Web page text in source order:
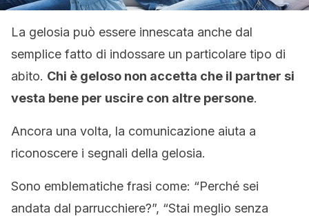
La gelosia può essere innescata anche dal
semplice fatto di indossare un particolare tipo di
abito. Chi è geloso non accetta che il partner si
vesta bene per uscire con altre persone.
Ancora una volta, la comunicazione aiuta a
riconoscere i segnali della gelosia.
Sono emblematiche frasi come: “Perché sei
andata dal parrucchiere?”, “Stai meglio senza